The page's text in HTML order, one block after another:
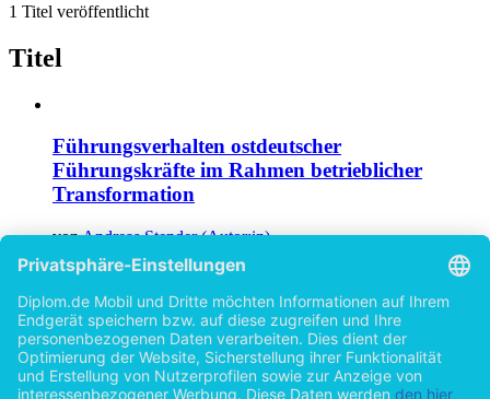
1 Titel veröffentlicht
Titel
Führungsverhalten ostdeutscher
Führungskräfte im Rahmen betrieblicher
Transformation
vonAndreas Stender (Autor:in)
©1997 Diplomarbeit
Hilfe/FAQ
Impressum
Datenschutz
AGB
Vertrag widerrufen